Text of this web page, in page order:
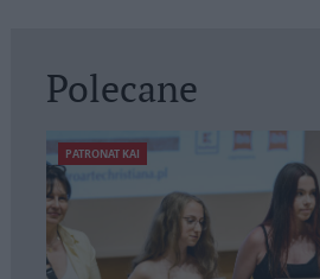
Polecane
PATRONAT KAI